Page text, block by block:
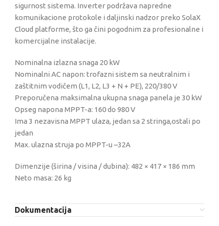
sigurnost sistema. Inverter podržava napredne
komunikacione protokole i daljinski nadzor preko SolaX
Cloud platforme, što ga čini pogodnim za profesionalne i
komercijalne instalacije.
Nominalna izlazna snaga 20 kW
Nominalni AC napon: trofazni sistem sa neutralnim i
zaštitnim vodičem (L1, L2, L3 + N + PE), 220/380 V
Preporučena maksimalna ukupna snaga panela je 30 kW
Opseg napona MPPT-a: 160 do 980 V
Ima 3 nezavisna MPPT ulaza, jedan sa 2 stringa,ostali po
jedan
Max. ulazna struja po MPPT-u –32A
Dimenzije (širina / visina / dubina): 482 × 417 × 186 mm
Neto masa: 26 kg
Dokumentacija